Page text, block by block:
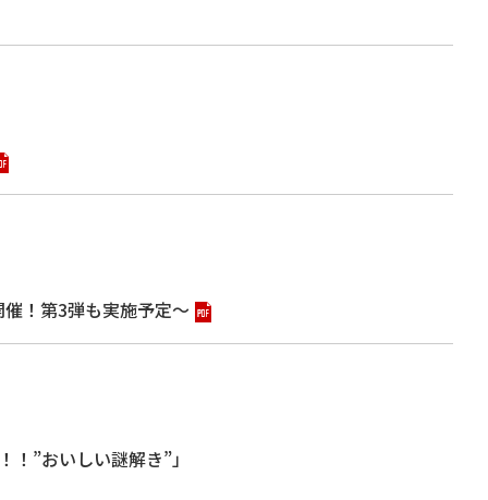
！第3弾も実施予定～
”おいしい謎解き”」